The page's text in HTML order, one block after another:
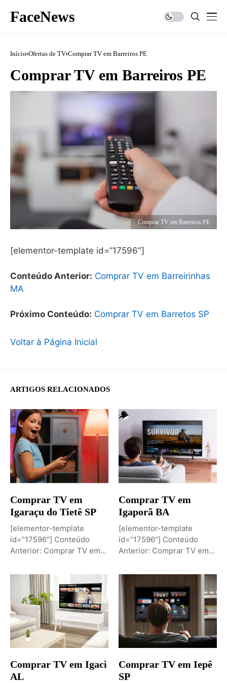
FaceNews
Início Ofertas de TV Comprar TV em Barreiros PE
Comprar TV em Barreiros PE
Comprar TV em Barreiros PE
[elementor-template id=”17596″]
Conteúdo Anterior: Comprar TV em Barreirinhas
MA
Próximo Conteúdo: Comprar TV em Barretos SP
Voltar à Página Inicial
ARTIGOS RELACIONADOS
Comprar TV em
Igaraçu do Tietê SP
[elementor-template
id=”17596″] Conteúdo
Anterior: Comprar TV em
Conteúdo: Sobremesa de...
Comprar TV em
Igaporã BA
[elementor-template
id=”17596″] Conteúdo
Anterior: Comprar TV em
Comprar TV...
Comprar TV em Igaci
AL
Comprar TV em Iepê
SP